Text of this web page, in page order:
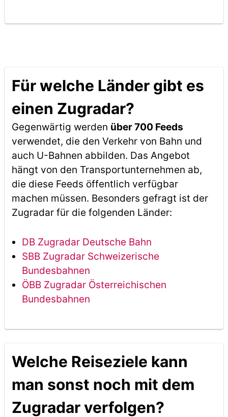
Für welche Länder gibt es
einen Zugradar?
Gegenwärtig werden über 700 Feeds
verwendet, die den Verkehr von Bahn und
auch U-Bahnen abbilden. Das Angebot
hängt von den Transportunternehmen ab,
die diese Feeds öffentlich verfügbar
machen müssen. Besonders gefragt ist der
Zugradar für die folgenden Länder:
DB Zugradar Deutsche Bahn
SBB Zugradar Schweizerische
Bundesbahnen
ÖBB Zugradar Österreichischen
Bundesbahnen
Welche Reiseziele kann
man sonst noch mit dem
Zugradar verfolgen?